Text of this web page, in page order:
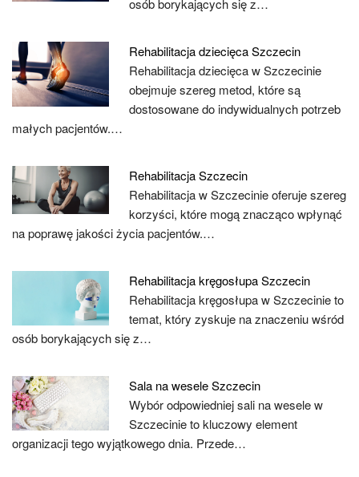
Rehabilitacja dziecięca Szczecin
Rehabilitacja dziecięca w Szczecinie
obejmuje szereg metod, które są
dostosowane do indywidualnych potrzeb
małych pacjentów.…
Rehabilitacja Szczecin
Rehabilitacja w Szczecinie oferuje szereg
korzyści, które mogą znacząco wpłynąć
na poprawę jakości życia pacjentów.…
Rehabilitacja kręgosłupa Szczecin
Rehabilitacja kręgosłupa w Szczecinie to
temat, który zyskuje na znaczeniu wśród
osób borykających się z…
Sala na wesele Szczecin
Wybór odpowiedniej sali na wesele w
Szczecinie to kluczowy element
organizacji tego wyjątkowego dnia. Przede…